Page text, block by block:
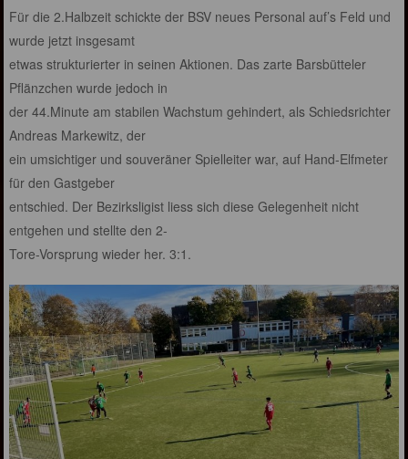
Für die 2.Halbzeit schickte der BSV neues Personal auf’s Feld und
wurde jetzt insgesamt
etwas strukturierter in seinen Aktionen. Das zarte Barsbütteler
Pflänzchen wurde jedoch in
der 44.Minute am stabilen Wachstum gehindert, als Schiedsrichter
Andreas Markewitz, der
ein umsichtiger und souveräner Spielleiter war, auf Hand-Elfmeter
für den Gastgeber
entschied. Der Bezirksligist liess sich diese Gelegenheit nicht
entgehen und stellte den 2-
Tore-Vorsprung wieder her. 3:1.